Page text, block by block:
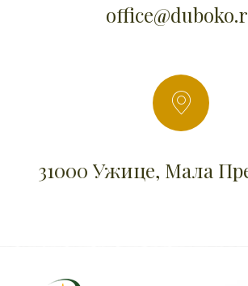
31000 Ужице, Мала